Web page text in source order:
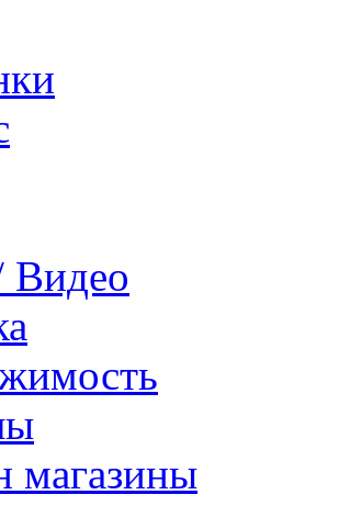
Видео
магазины